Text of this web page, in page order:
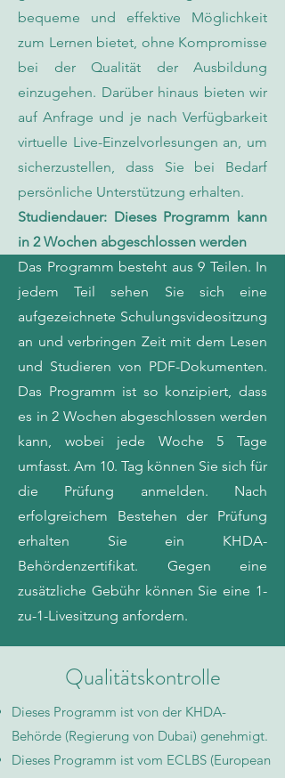
bequeme und effektive Möglichkeit
zum Lernen bietet, ohne Kompromisse
bei der Qualität der Ausbildung
einzugehen. Darüber hinaus bieten wir
auf Anfrage und je nach Verfügbarkeit
virtuelle Live-Einzelvorlesungen an, um
sicherzustellen, dass Sie bei Bedarf
persönliche Unterstützung erhalten.
Studiendauer: Dieses Programm kann
in 2 Wochen abgeschlossen werden
Das Programm besteht aus 9 Teilen. In
jedem Teil sehen Sie sich eine
aufgezeichnete Schulungsvideositzung
an und verbringen Zeit mit dem Lesen
und Studieren von PDF-Dokumenten.
Das Programm ist so konzipiert, dass
es in 2 Wochen abgeschlossen werden
kann, wobei jede Woche 5 Tage
umfasst. Am 10. Tag können Sie sich für
die Prüfung anmelden. Nach
erfolgreichem Bestehen der Prüfung
erhalten Sie ein KHDA-
Behördenzertifikat. Gegen eine
zusätzliche Gebühr können Sie eine 1-
zu-1-Livesitzung anfordern.
Qualitätskontrolle
Dieses Programm ist von der KHDA-
Behörde (Regierung von Dubai) genehmigt.
Dieses Programm ist vom ECLBS (European